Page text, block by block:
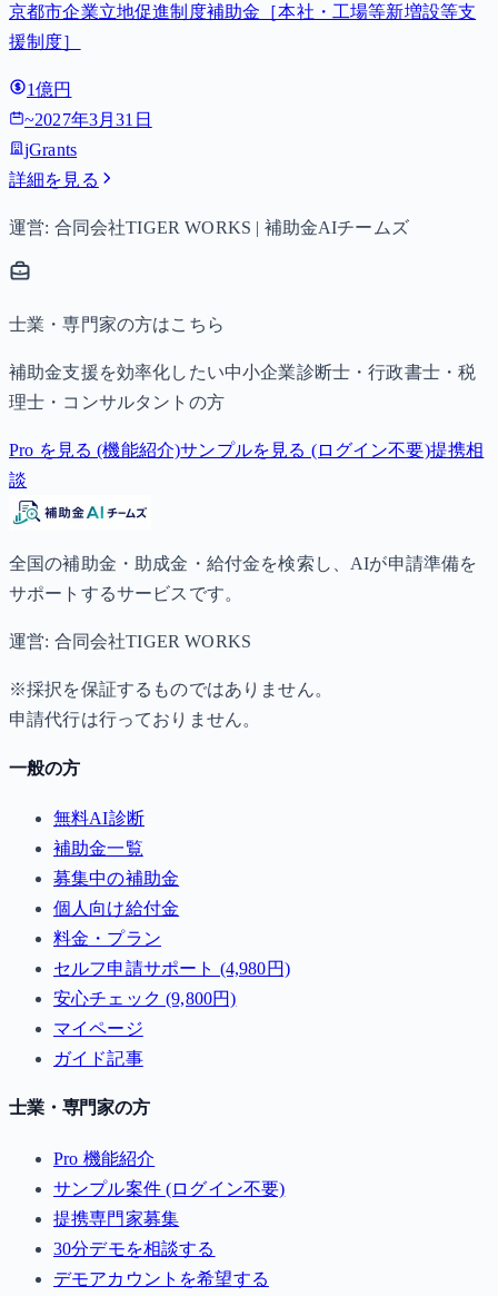
京都市企業立地促進制度補助金［本社・工場等新増設等支
援制度］
1億円
~2027年3月31日
jGrants
詳細を見る
運営: 合同会社TIGER WORKS | 補助金AIチームズ
士業・専門家の方はこちら
補助金支援を効率化したい中小企業診断士・行政書士・税
理士・コンサルタントの方
Pro を見る (機能紹介)サンプルを見る (ログイン不要)提携相
談
全国の補助金・助成金・給付金を検索し、AIが申請準備を
サポートするサービスです。
運営: 合同会社TIGER WORKS
※採択を保証するものではありません。
申請代行は行っておりません。
一般の方
無料AI診断
補助金一覧
募集中の補助金
個人向け給付金
料金・プラン
セルフ申請サポート (4,980円)
安心チェック (9,800円)
マイページ
ガイド記事
士業・専門家の方
Pro 機能紹介
サンプル案件 (ログイン不要)
提携専門家募集
30分デモを相談する
デモアカウントを希望する